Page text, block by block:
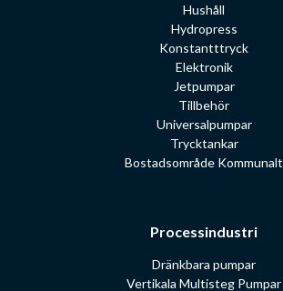
Hushåll
Hydropress
Konstantttryck
Elektronik
Jetpumpar
Tillbehör
Universalpumpar
Trycktankar
Bostadsområde Kommunalt
Processindustri
Dränkbara pumpar
Vertikala Multisteg Pumpar